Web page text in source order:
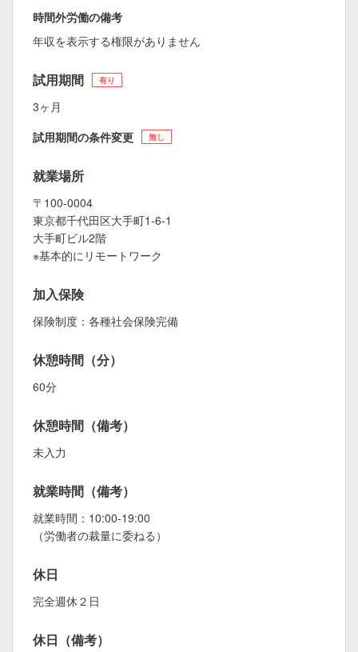
時間外労働の備考
年収を表示する権限がありません
試用期間 有り
3ヶ月
試用期間の条件変更
無し
就業場所
〒100-0004
東京都千代田区大手町1-6-1
大手町ビル2階
※基本的にリモートワーク
加入保険
保険制度：各種社会保険完備
休憩時間（分）
60分
休憩時間（備考）
未入力
就業時間（備考）
就業時間：10:00-19:00
（労働者の裁量に委ねる）
休日
完全週休２日
休日（備考）